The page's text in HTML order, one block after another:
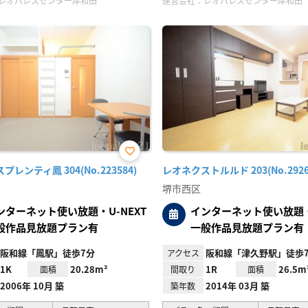
プレンティ鳳 304(No.223584)
お気
に入
ターネット使い放題・U-NEXT
作品見放題プラン有
阪和線「鳳駅」徒歩7分
1K
面積
20.28m²
2006年 10月 築
レオネクストルルド
堺市西区
インターネット使い放題
一般作品見放題プラン有
アクセス 阪和線「津久野駅」徒歩
間取り 1R 面積
築年数 2014年 03月 築